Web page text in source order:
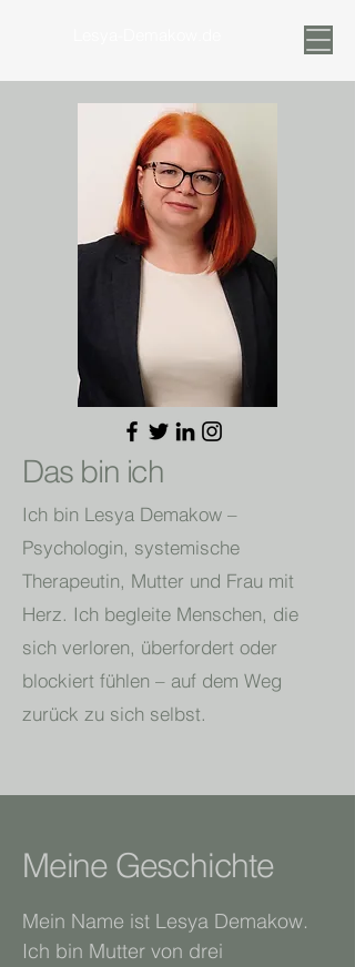
Das bin ich
Ich bin Lesya Demakow –
Psychologin, systemische
Therapeutin, Mutter und Frau mit
Herz. Ich begleite Menschen, die
sich verloren, überfordert oder
blockiert fühlen – auf dem Weg
zurück zu sich selbst.
Meine Geschichte
Mein Name ist Lesya Demakow.
Ich bin Mutter von drei